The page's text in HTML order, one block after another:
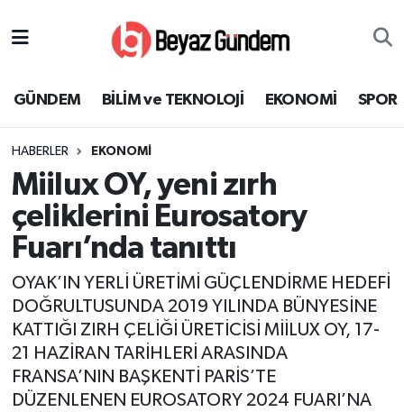
GÜNDEM BİLİM ve TEKNOLOJİ EKONOMİ SPOR
HABERLER EKONOMİ
Miilux OY, yeni zırh
çeliklerini Eurosatory
Fuarı’nda tanıttı
OYAK’IN YERLİ ÜRETİMİ GÜÇLENDİRME HEDEFİ
DOĞRULTUSUNDA 2019 YILINDA BÜNYESİNE
KATTIĞI ZIRH ÇELİĞİ ÜRETİCİSİ MİİLUX OY, 17-
21 HAZİRAN TARİHLERİ ARASINDA
FRANSA’NIN BAŞKENTİ PARİS’TE
DÜZENLENEN EUROSATORY 2024 FUARI’NA
EKONOMİ
SPOR
SAĞLIK
EĞİTİM
KÜLTÜR SANAT
MAGAZİN
Süper Lig Puan Durumu ve Fikstür
Tüm Manşetler
Son Dakika Haberleri
Haber Arşivi